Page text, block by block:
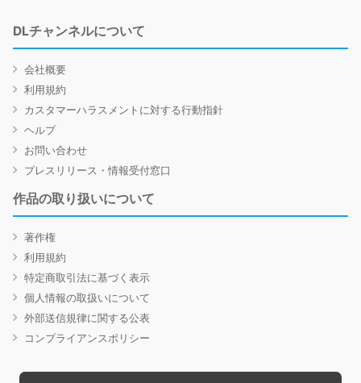
DLチャンネルについて
会社概要
利用規約
カスタマーハラスメントに対する行動指針
ヘルプ
お問い合わせ
プレスリリース・情報受付窓口
作品の取り扱いについて
著作権
利用規約
特定商取引法に基づく表示
個人情報の取扱いについて
外部送信規律に関する公表
コンプライアンスポリシー